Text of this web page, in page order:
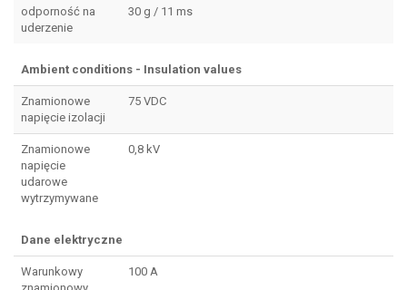
odporność na
uderzenie
30 g / 11 ms
Ambient conditions - Insulation values
Znamionowe
napięcie izolacji
75 VDC
Znamionowe
napięcie
udarowe
wytrzymywane
0,8 kV
Dane elektryczne
Warunkowy
100 A